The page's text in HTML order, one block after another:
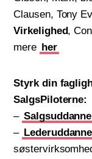
Clausen, Tony
Virkelighed,
mere her
Styrk din
SalgsPiloterne:
–
–